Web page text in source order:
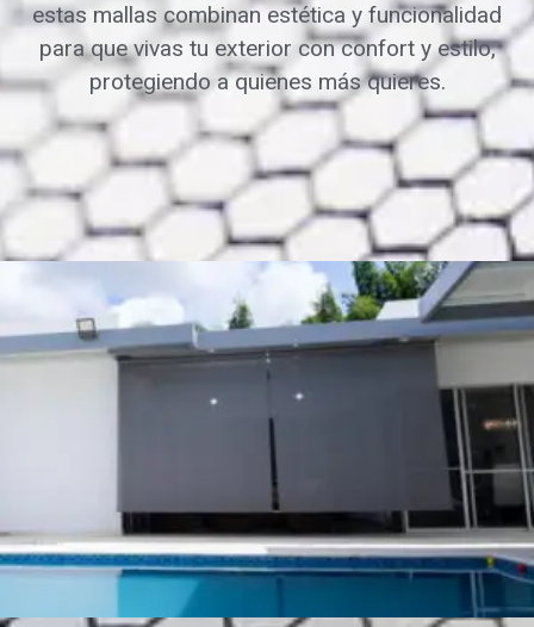
estas mallas combinan estética y funcionalidad
para que vivas tu exterior con confort y estilo,
protegiendo a quienes más quieres.